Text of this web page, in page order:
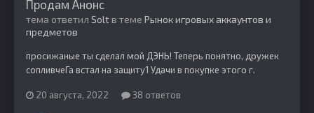
Продам Анонс
тема ответил Soltв теме Рынок игровых аккаунтов и
предметов
просижаные ты сделал мой ДЭНЬ! Теперь понятно, дружек
сопливчеГа встал на защиту1 Удачи в покупке этого г.
20 августа, 2022 38 ответов